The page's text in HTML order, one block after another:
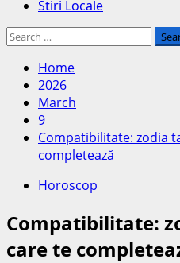
Stiri Locale
Search
Home
2026
March
9
Compatibilitate: zodia
completează
Horoscop
Compatibilitate:
care te